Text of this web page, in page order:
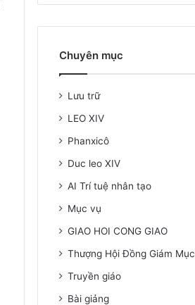
Chuyên mục
Lưu trữ
LEO XIV
Phanxicô
Duc leo XIV
AI Trí tuệ nhân tạo
Mục vụ
GIAO HOI CONG GIAO
Thượng Hội Đồng Giám Mục
Truyền giáo
Bài giảng